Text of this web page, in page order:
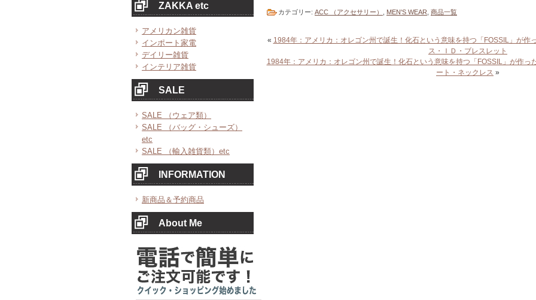
ZAKKA etc
アメリカン雑貨
インポート家電
デイリー雑貨
インテリア雑貨
SALE
SALE （ウェア類）
SALE （バッグ・シューズ）
etc
SALE （輸入雑貨類）etc
INFORMATION
新商品＆予約商品
About Me
カテゴリー: ACC （アクセサリー） MEN'S WEAR 商品一覧
« 1984年：アメリカ：オレゴン州で誕生！化石という意味を持つ「FOSSIL」が作
ス・ＩＤ・ブレスレット
1984年：アメリカ：オレゴン州で誕生！化石という意味を持つ「FOSSIL」が作っ
ート・ネックレス »